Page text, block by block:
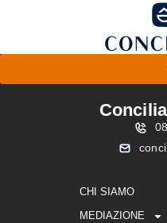
CHI SIAMO
MEDIAZIONE